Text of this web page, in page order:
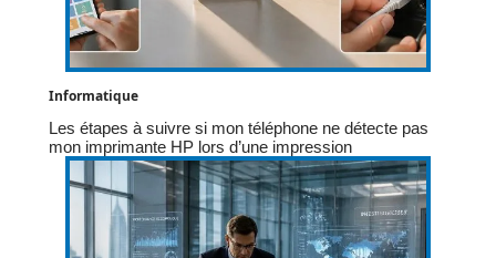
Informatique
Les étapes à suivre si mon téléphone ne détecte pas
mon imprimante HP lors d’une impression